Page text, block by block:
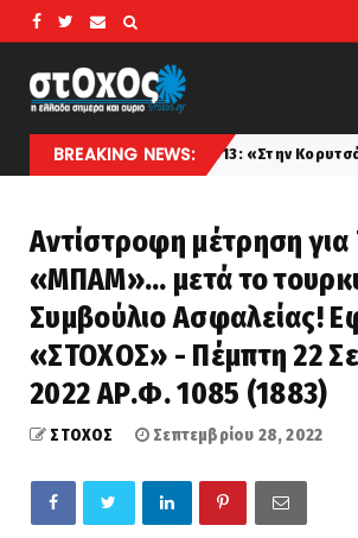
BREAKING NEWS:
το 1913: «Στην Κορυτσά δεν υπάρχουν
Αντίστροφη μέτρηση για
«ΜΠΑΜ»... μετά το
Συμβούλιο Ασφαλείας!
«ΣΤΟΧΟΣ» - Πέμπτη 22
2022 ΑΡ.Φ. 1085 (1883)
ΣΤΟΧΟΣ Σεπτεμβρίου 28, 2022